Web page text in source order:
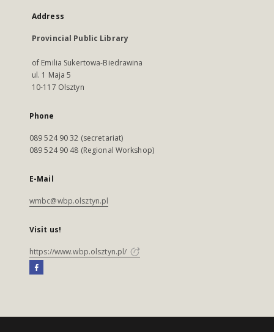
Address
Provincial Public Library
of Emilia Sukertowa-Biedrawina
ul. 1 Maja 5
10-117 Olsztyn
Phone
089 524 90 32 (secretariat)
089 524 90 48 (Regional Workshop)
E-Mail
wmbc@wbp.olsztyn.pl
Visit us!
https://www.wbp.olsztyn.pl/